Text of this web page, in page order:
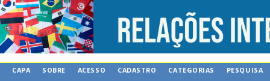
CAPA SOBRE ACESSO CADASTRO CATEGORIAS
PESQUISA